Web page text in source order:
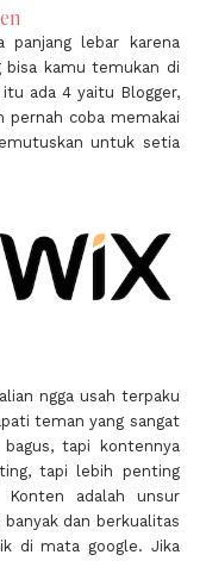
lebar karena
bisa kamu temukan di
ada 4 yaitu Blogger,
pernah coba memakai
untuk setia
ngga usah terpaku
teman yang sangat
tapi kontennya
tapi lebih penting
Konten adalah unsur
dan berkualitas
di mata google. Jika